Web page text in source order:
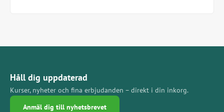
Håll dig uppdaterad
Kurser, nyheter och fina erbjudanden – direkt i din inkorg.
Anmäl dig till nyhetsbrevet